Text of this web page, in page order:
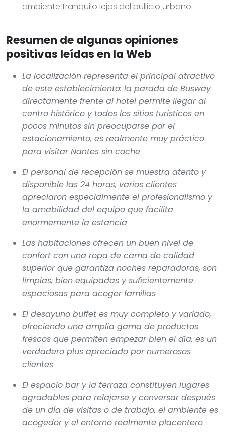
ambiente tranquilo lejos del bullicio urbano
Resumen de algunas opiniones
positivas leídas en la Web
La localización representa el principal atractivo
de este establecimiento: la parada de Busway
directamente frente al hotel permite llegar al
centro histórico y todos los sitios turísticos en
pocos minutos sin preocuparse por el
estacionamiento, es realmente muy práctico
para visitar Nantes sin coche
El personal de recepción se muestra atento y
disponible las 24 horas, varios clientes
apreciaron especialmente el profesionalismo y
la amabilidad del equipo que facilita
enormemente la estancia
Las habitaciones ofrecen un buen nivel de
confort con una ropa de cama de calidad
superior que garantiza noches reparadoras, son
limpias, bien equipadas y suficientemente
espaciosas para acoger familias
El desayuno buffet es muy completo y variado,
ofreciendo una amplia gama de productos
frescos que permiten empezar bien el día, es un
verdadero plus apreciado por numerosos
clientes
El espacio bar y la terraza constituyen lugares
agradables para relajarse y conversar después
de un día de visitas o de trabajo, el ambiente es
acogedor y el entorno realmente placentero